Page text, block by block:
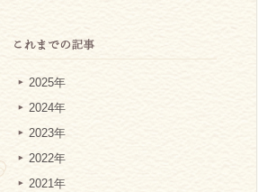
2025年
2024年
2023年
2022年
2021年